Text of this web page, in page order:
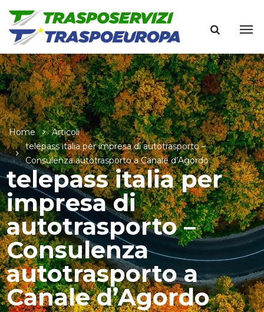
Home
Articoli
telepass italia per impresa di autotrasporto –
Consulenza autotrasporto a Canale d’Agordo
telepass italia per
impresa di
autotrasporto –
Consulenza
autotrasporto a
Canale d’Agordo